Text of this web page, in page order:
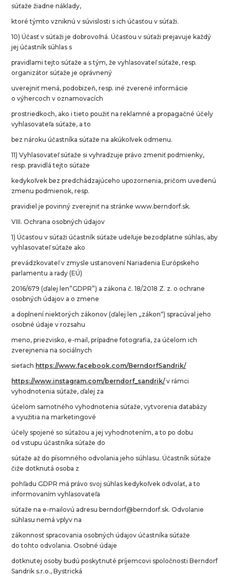
súťaže žiadne náklady,
ktoré týmto vzniknú v súvislosti s ich účasťou v súťaži.
10) Účasť v súťaži je dobrovoľná. Účasťou v súťaži prejavuje každý
jej účastník súhlas s
pravidlami tejto súťaže a s tým, že vyhlasovateľ súťaže, resp.
organizátor súťaže je oprávnený
uverejniť mená, podobizeň, resp. iné zverené informácie
o výhercoch v oznamovacích
prostriedkoch, ako i tieto použiť na reklamné a propagačné účely
vyhlasovateľa súťaže, a to
bez nároku účastníka súťaže na akúkoľvek odmenu.
11) Vyhlasovateľ súťaže si vyhradzuje právo zmeniť podmienky,
resp. pravidlá tejto súťaže
kedykoľvek bez predchádzajúceho upozornenia, pričom uvedenú
zmenu podmienok, resp.
pravidiel je povinný zverejniť na stránke www.berndorf.sk.
VIII. Ochrana osobných údajov
1) Účasťou v súťaži účastník súťaže udeľuje bezodplatne súhlas, aby
vyhlasovateľ súťaže ako
prevádzkovateľ v zmysle ustanovení Nariadenia Európskeho
parlamentu a rady (EÚ)
2016/679 (ďalej len”GDPR”) a zákona č. 18/2018 Z. z. o ochrane
osobných údajov a o zmene
a doplnení niektorých zákonov (ďalej len „zákon“) spracúval jeho
osobné údaje v rozsahu
meno, priezvisko, e-mail, prípadne fotografia, za účelom ich
zverejnenia na sociálnych
sieťach https://www.facebook.com/BerndorfSandrik/
https://www.instagram.com/berndorf_sandrik/v rámci
vyhodnotenia súťaže, ďalej za
účelom samotného vyhodnotenia súťaže, vytvorenia databázy
a využitia na marketingové
účely spojené so súťažou a jej vyhodnotením, a to po dobu
od vstupu účastníka súťaže do
súťaže až do písomného odvolania jeho súhlasu. Účastník súťaže
čiže dotknutá osoba z
pohľadu GDPR má právo svoj súhlas kedykoľvek odvolať, a to
informovaním vyhlasovateľa
súťaže na e-mailovú adresu berndorf@berndorf.sk. Odvolanie
súhlasu nemá vplyv na
zákonnosť spracovania osobných údajov účastníka súťaže
do tohto odvolania. Osobné údaje
dotknutej osoby budú poskytnuté príjemcovi spoločnosti Berndorf
Sandrik s.r.o., Bystrická